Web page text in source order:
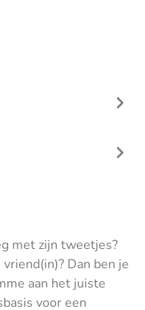
met zijn tweetjes?
Dan ben je
aan het juiste
voor een